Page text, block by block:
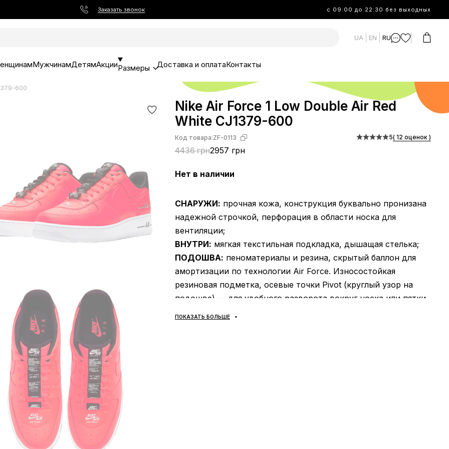
Заказать звонок с 09:00 до 22:30 без выходных
UA EN RU
МужчинамДетямАкцииРазмеры Доставка и оплатаКонтакты
600
Nike Air Force 1 Low Double Air Red
White CJ1379-600
Код товара:ZF-0113
4436 грн2957 грн
5( 12 оценок )
Нет в наличии
СНАРУЖИ: прочная кожа, конструкция буквально пронизана
надежной строчкой, перфорация в области носка для
вентиляции;
ВНУТРИ: мягкая текстильная подкладка, дышащая стелька;
ПОДОШВА: пеноматериалы и резина, скрытый баллон для
амортизации по технологии Air Force. Износостойкая
резиновая подметка, осевые точки Pivot (круглый узор на
подошве) — для удобного разворота вокруг носка или пятки
ПОКАЗАТЬ БОЛЬШЕ